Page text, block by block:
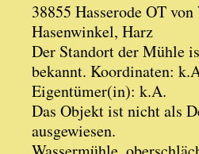
38855 Hasserode OT
Hasenwinkel, Harz
Der Standort der Mühle
bekannt. Koordinaten:
Eigentümer(in): k.A.
Das Objekt ist nicht als
ausgewiesen.